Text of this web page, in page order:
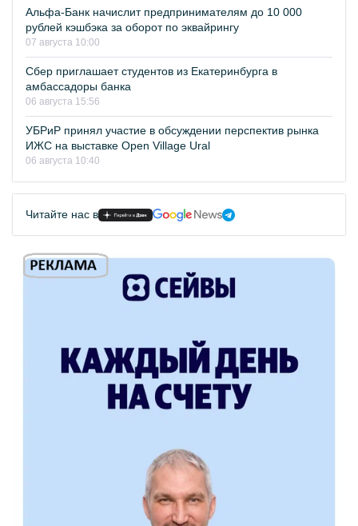
Альфа-Банк начислит предпринимателям до 10 000
рублей кэшбэка за оборот по эквайрингу
07 августа 10:00
Сбер приглашает студентов из Екатеринбурга в
амбассадоры банка
06 августа 15:56
УБРиР принял участие в обсуждении перспектив рынка
ИЖС на выставке Open Village Ural
06 августа 10:40
Читайте нас в